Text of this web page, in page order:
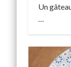
Un
…